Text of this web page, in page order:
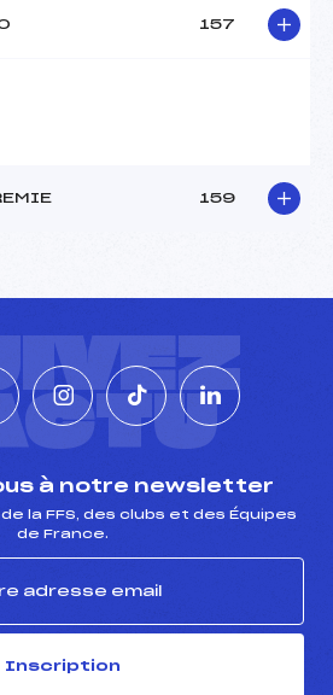
157
159
à notre newsletter
la FFS, des clubs et des Équipes
de France.
Inscription